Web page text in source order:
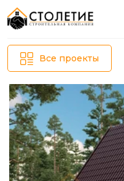
Все проекты